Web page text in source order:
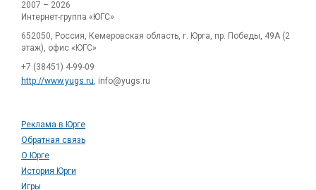
2007 – 2026
Интернет-группа «ЮГС»
652050, Россия, Кемеровская область, г. Юрга, пр. Победы, 49А (2
этаж), офис «ЮГС»
+7 (38451) 4-99-09
http://www.yugs.ru, info@yugs.ru
Реклама в Юрге
Обратная связь
О Юрге
История Юрги
Игры